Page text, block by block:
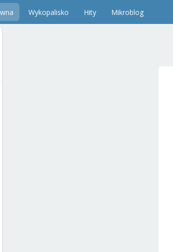
Wykopalisko Hity Mikroblog